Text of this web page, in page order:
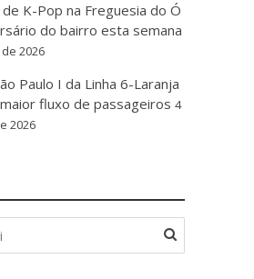
de K-Pop na Freguesia do Ó
do bairro esta semana
2026
Paulo I da Linha 6-Laranja
fluxo de passageiros 4
2026